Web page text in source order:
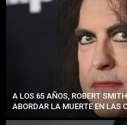
A LOS 65 AÑOS, ROBERT
ABORDAR LA MUERTE EN LAS